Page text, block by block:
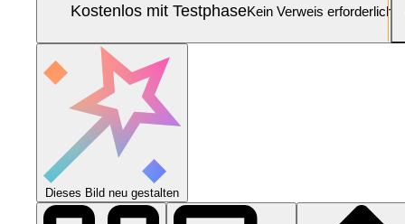
Kostenlos mit TestphaseKein Verweis erforderlich
Dieses Bild neu gestalten